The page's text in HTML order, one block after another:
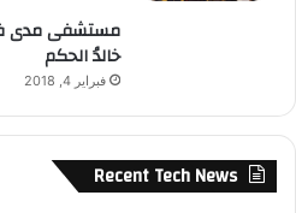
مستشفى مدى في
خالدُ الحكم
فبراير 4, 2018
Recent Tech News